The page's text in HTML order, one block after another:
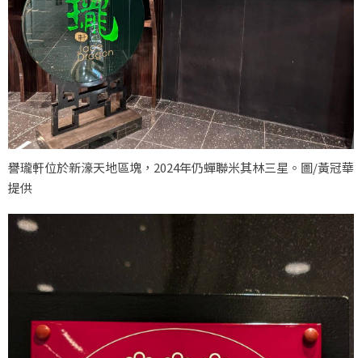
譽瓏軒位於新濠天地區塊，2024年仍蟬聯米其林三星。圖/黃冠華
提供